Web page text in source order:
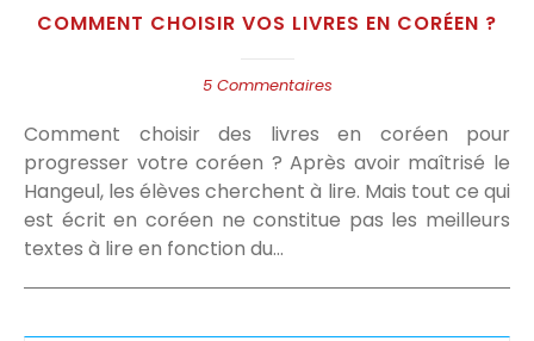
COMMENT CHOISIR VOS LIVRES EN CORÉEN ?
5 Commentaires
Comment choisir des livres en coréen pour
progresser votre coréen ? Après avoir maîtrisé le
Hangeul, les élèves cherchent à lire. Mais tout ce qui
est écrit en coréen ne constitue pas les meilleurs
textes à lire en fonction du…